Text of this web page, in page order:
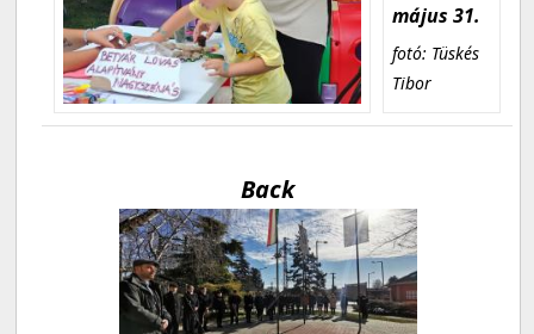
május 31.
fotó: Tüskés
Tibor
Back